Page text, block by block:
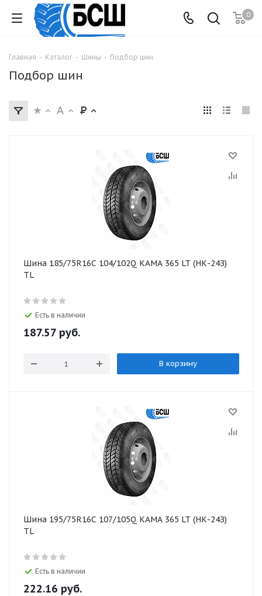
0
Главная - Каталог - Шины - Подбор шин
Подбор шин
Шина 185/75R16C 104/102Q КАМА 365 LT (НК-24З)
TL
Есть в наличии
187.57 руб.
В корзину
Шина 195/75R16C 107/105Q КАМА 365 LT (НК-24З)
TL
Есть в наличии
222.16 руб.